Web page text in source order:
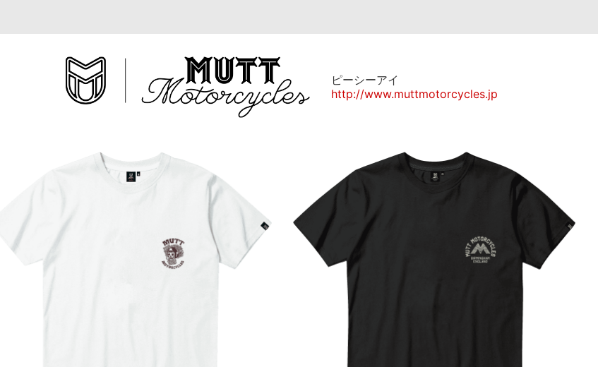
ピーシーアイ
http://www.muttmotorcycles.jp